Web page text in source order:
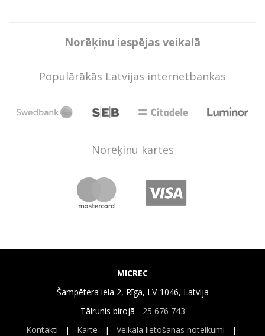
Norēķinu iespējas veikalā
Populārākās Latvijas internetbankas
Norēķinu kartes
MICREC
Šampētera iela 2, Rīga, LV-1046, Latvija
Tālrunis birojā - 25 676 743
Kontakti | Karte | Veikala lietošanas noteikumi |